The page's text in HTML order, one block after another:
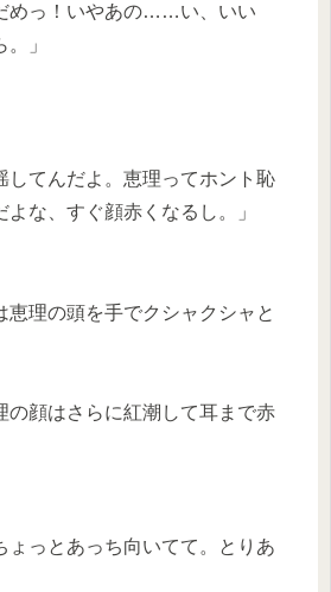
めっ！いやあの……い、いい
」
してんだよ。恵理ってホント恥
な、すぐ顔赤くなるし。」
恵理の頭を手でクシャクシャと
の顔はさらに紅潮して耳まで赤
ょっとあっち向いてて。とりあ